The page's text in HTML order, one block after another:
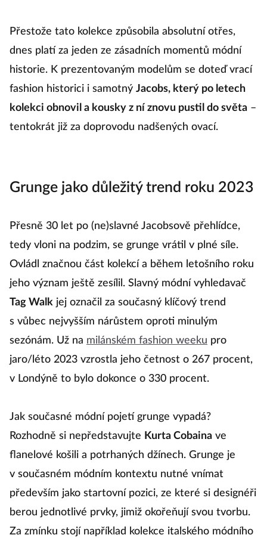
Přestože tato kolekce způsobila absolutní otřes,
dnes platí za jeden ze zásadních momentů módní
historie. K prezentovaným modelům se doteď vrací
fashion historici i samotný Jacobs, který po letech
kolekci obnovil a kousky z ní znovu pustil do světa –
tentokrát již za doprovodu nadšených ovací.
Grunge jako důležitý trend roku 2023
Přesně 30 let po (ne)slavné Jacobsově přehlídce,
tedy vloni na podzim, se grunge vrátil v plné síle.
Ovládl značnou část kolekcí a během letošního roku
jeho význam ještě zesílil. Slavný módní vyhledavač
Tag Walk jej označil za současný klíčový trend
s vůbec nejvyšším nárůstem oproti minulým
sezónám. Už na milánském fashion weeku pro
jaro/léto 2023 vzrostla jeho četnost o 267 procent,
v Londýně to bylo dokonce o 330 procent.
Jak současné módní pojetí grunge vypadá?
Rozhodně si nepředstavujte Kurta Cobaina ve
flanelové košili a potrhaných džínech. Grunge je
v současném módním kontextu nutné vnímat
především jako startovní pozici, ze které si designéři
berou jednotlivé prvky, jimiž okořeňují svou tvorbu.
Za zmínku stojí například kolekce italského módního